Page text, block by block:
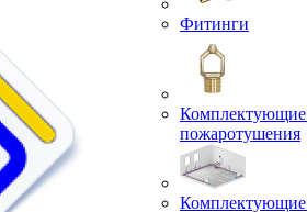
Фитинги
Комплектующие
пожаротушения
Комплектующие